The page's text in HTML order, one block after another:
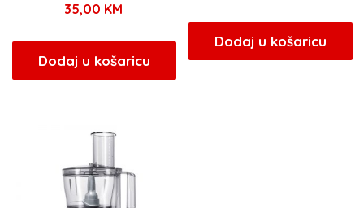
35,00 KM
Dodaj u košaricu
Dodaj u košaricu